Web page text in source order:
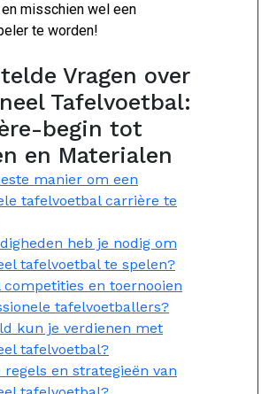
misschien wel een
te worden!
Vragen over
Tafelvoetbal:
begin tot
en Materialen
manier om een
tafelvoetbal carrière te
heb je nodig om
tafelvoetbal te spelen?
competities en toernooien
tafelvoetballers?
kun je verdienen met
tafelvoetbal?
regels en strategieën van